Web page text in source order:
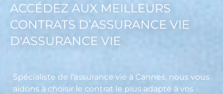
ACCÉDEZ AUX MEILLEURS
CONTRATS D’ASSURANCE VIE
D'ASSURANCE VIE
Spécialiste de l’assurance vie à Cannes, nous vous
aidons à choisir le contrat le plus adapté à vos